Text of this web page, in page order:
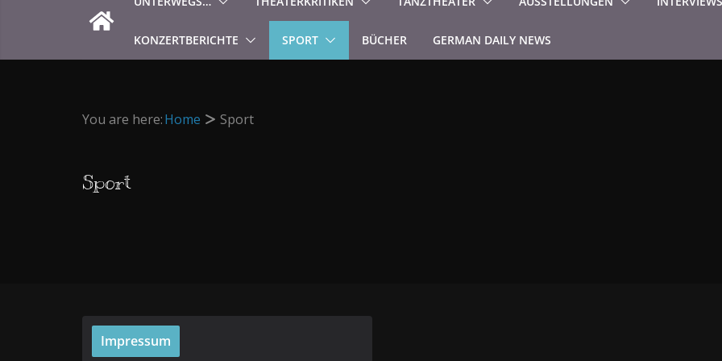
KONZERTBERICHTE SPORT BÜCHER GERMAN DAILY NEWS
You are here:Home Sport
Sport
Impressum